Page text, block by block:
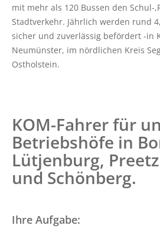
Vollsperrung der Straße
Schönberg
Vollsperrung der
Bornhöved
Routenplaner (NAH.SH)
Schlichtungsstelle
FAHRPLÄNE
Liniennetzpläne
get
the
keyboard
shortcuts
mit mehr als 120 Bussen den Schul-
Stadtverkehr. Jährlich werden rund
sicher und zuverlässig befördert -in
Neumünster, im nördlichen Kreis
Ostholstein.
KOM-Fahrer für
Betriebshöfe in
Lütjenburg, Preetz
und Schönberg.
Ihre Aufgabe: